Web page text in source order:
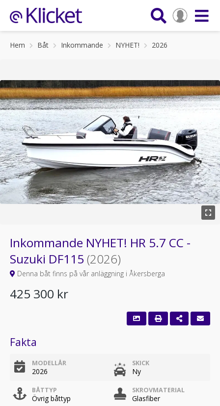
Hem Båt Inkommande NYHET! 2026
Inkommande NYHET! HR 5.7 CC -
Suzuki DF115 (2026)
Denna båt finns på vår anläggning i Åkersberga
425 300 kr
Fakta
MODELLÅR
2026
SKICK
Ny
BÅTTYP
Övrig båttyp
SKROVMATERIAL
Glasfiber